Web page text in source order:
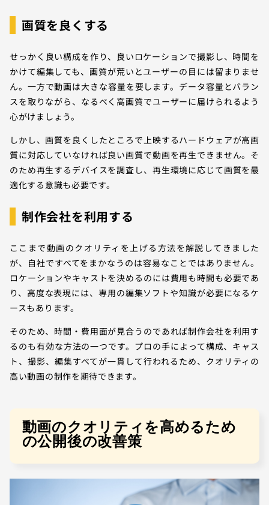
画質を良くする
せっかく良い構成を作り、良いロケーションで撮影し、時間を
かけて編集しても、画質が荒いとユーザーの目には留まりませ
ん。一方で動画は大きな容量を要します。データ容量とバラン
スを取りながら、なるべく高画質でユーザーに届けられるよう
心がけましょう。
しかし、画質を良くしたところで上映するハードウェアが高画
質に対応していなければ良い画質で動画を再生できません。そ
のため再生するデバイスを調査し、再生環境に応じて画質を最
適化する意識も必要です。
制作会社を利用する
ここまで動画のクオリティを上げる方法を解説してきました
が、自社ですべてをまかなうのは容易なことではありません。
ロケーションやキャストを決めるのには費用も時間も必要であ
り、高度な表現には、専用の編集ソフトや知識が必要になるケ
ースもあります。
そのため、時間・費用面が見合うのであれば制作会社を利用す
るのも有効な方法の一つです。プロの手によって構成、キャス
ト、撮影、編集すべてが一貫して行われるため、クオリティの
高い動画の制作を期待できます。
動画のクオリティを高めるため
の公開後の改善策